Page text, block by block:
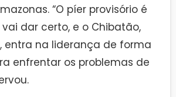
“O píer provisório é
dar certo, e o Chibatão,
entra na liderança de forma
enfrentar os problemas de